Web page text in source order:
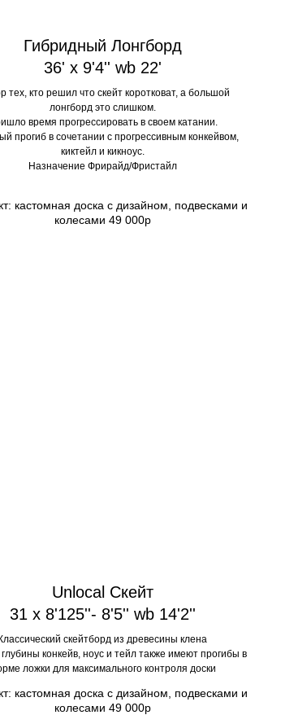
Гибридный Лонгборд
36' x 9'4'' wb 22'
тех, кто решил что скейт коротковат, а большой
лонгборд это слишком.
время прогрессировать в своем катании.
прогиб в сочетании с прогрессивным конкейвом,
киктейл и кикноус.
Назначение Фрирайд/Фристайл
кастомная доска с дизайном, подвесками и
колесами 49 000р
Unlocal Скейт
31 x 8'125''- 8'5'' wb 14'2''
Классический скейтборд из древесины клена
конкейв, ноус и тейл также имеют прогибы в
ложки для максимального контроля доски
кастомная доска с дизайном, подвесками и
колесами 49 000р